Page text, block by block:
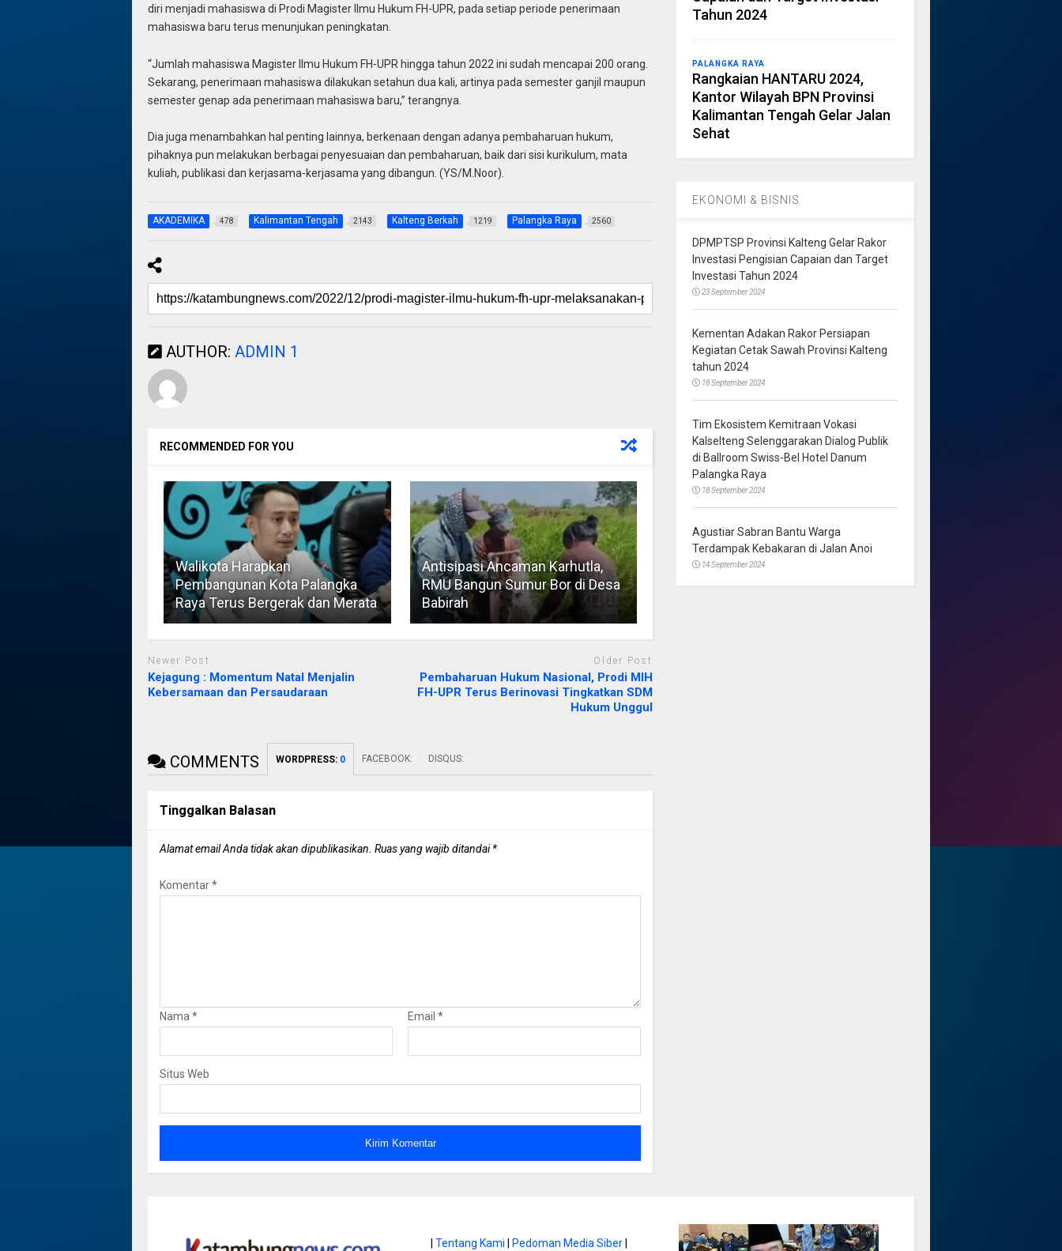
diri menjadi mahasiswa di Prodi Magister Ilmu Hukum FH-UPR, pada setiap periode penerimaan
mahasiswa baru terus menunjukan peningkatan.
“Jumlah mahasiswa Magister Ilmu Hukum FH-UPR hingga tahun 2022 ini sudah mencapai 200 orang.
Sekarang, penerimaan mahasiswa dilakukan setahun dua kali, artinya pada semester ganjil maupun
semester genap ada penerimaan mahasiswa baru,” terangnya.
Dia juga menambahkan hal penting lainnya, berkenaan dengan adanya pembaharuan hukum,
pihaknya pun melakukan berbagai penyesuaian dan pembaharuan, baik dari sisi kurikulum, mata
kuliah, publikasi dan kerjasama-kerjasama yang dibangun. (YS/M.Noor).
AKADEMIKA 478 Kalimantan Tengah 2143 Kalteng Berkah 1219 Palangka Raya 2560
AUTHOR: ADMIN 1
RECOMMENDED FOR YOU
Walikota Harapkan
Pembangunan Kota Palangka
Raya Terus Bergerak dan Merata
Antisipasi Ancaman Karhutla,
RMU Bangun Sumur Bor di Desa
Babirah
Newer Post
Kejagung : Momentum Natal Menjalin
Kebersamaan dan Persaudaraan
Older Post
Pembaharuan Hukum Nasional, Prodi MIH
FH-UPR Terus Berinovasi Tingkatkan SDM
Hukum Unggul
COMMENTS WORDPRESS: 0 FACEBOOK: DISQUS:
Tinggalkan Balasan
Alamat email Anda tidak akan dipublikasikan. Ruas yang wajib ditandai*
Komentar*
Nama * Email *
Situs Web
Tahun 2024
PALANGKA RAYA
Rangkaian HANTARU 2024,
Kantor Wilayah BPN Provinsi
Kalimantan Tengah Gelar Jalan
Sehat
EKONOMI & BISNIS
DPMPTSP Provinsi Kalteng Gelar Rakor
Investasi Pengisian Capaian dan Target
Investasi Tahun 2024
23 September 2024
Kementan Adakan Rakor Persiapan
Kegiatan Cetak Sawah Provinsi Kalteng
tahun 2024
18 September 2024
Tim Ekosistem Kemitraan Vokasi
Kalselteng Selenggarakan Dialog Publik
di Ballroom Swiss-Bel Hotel Danum
Palangka Raya
18 September 2024
Agustiar Sabran Bantu Warga
Terdampak Kebakaran di Jalan Anoi
14 September 2024
|Tentang Kami Pedoman Media Siber
Dua Jembatan di Gunung